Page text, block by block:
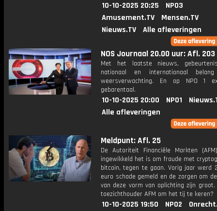
10-10-2025 20:25
NPO3
Amusement.TV
Mensen.TV
Nieuws.TV
Alle afleveringen
NOS Journaal 20.00 uur: Afl. 203
Met het laatste nieuws,
nationaal en internationaal
weersverwachting. En op NPO 1
gebarentaal.
10-10-2025 20:00 NPO1
Alle afleveringen
Meldpunt: Afl. 25
De Autoriteit Financiële Markten
ingewikkeld het is om fraude met
bitcoin, tegen te gaan. Vorig jaar werd
euro schade gemeld en de zorgen om
van deze vorm van oplichting zijn
toezichthouder AFM om het tij te keren?
10-10-2025 19:50 NPO2